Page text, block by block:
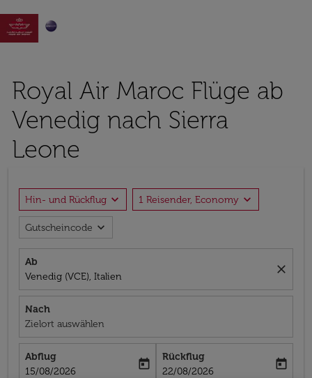

Royal Air Maroc Flüge ab
Venedig nach Sierra
Leone
Hin- und Rückflug expand_more 1 Reisender, Economy expand_more
Gutscheincode expand_more
Ab
Venedig (VCE), Italien
close
Nach
Zielort auswählen
Abflug
fc-booking-departure-date-aria-label
15/08/2026
today
Rückflug
fc-booking-return-date-aria-label
22/08/2026
today